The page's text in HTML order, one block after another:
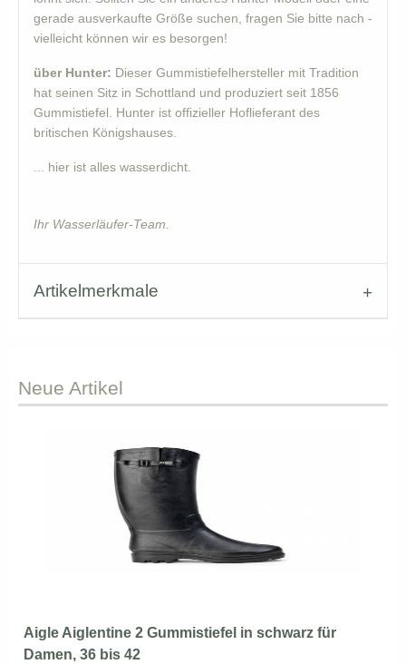
gerade ausverkaufte Größe suchen, fragen Sie bitte nach -
vielleicht können wir es besorgen!
über Hunter: Dieser Gummistiefelhersteller mit Tradition
hat seinen Sitz in Schottland und produziert seit 1856
Gummistiefel. Hunter ist offizieller Hoflieferant des
britischen Königshauses.
... hier ist alles wasserdicht.
Ihr Wasserläufer-Team.
Artikelmerkmale
Neue Artikel
Aigle Aiglentine 2 Gummistiefel in schwarz für
Damen, 36 bis 42